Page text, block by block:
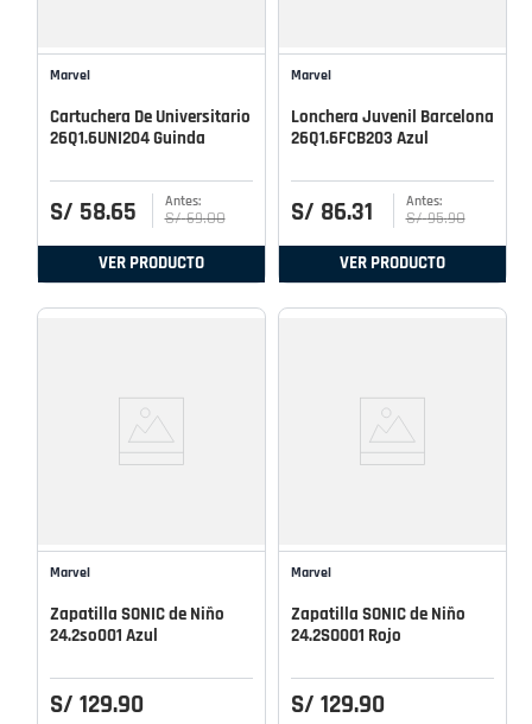
Marvel
Cartuchera De Universitario
26Q1.6UNI204 Guinda
S/ 58.65 S/ 69.00
VER PRODUCTO
Marvel
Lonchera Juvenil Barcelona
26Q1.6FCB203 Azul
S/ 86.31 S/ 95.90
VER PRODUCTO
Marvel
Zapatilla SONIC de Niño
24.2so001 Azul
S/ 129.90
Marvel
Zapatilla SONIC de Niño
24.2SO001 Rojo
S/ 129.90